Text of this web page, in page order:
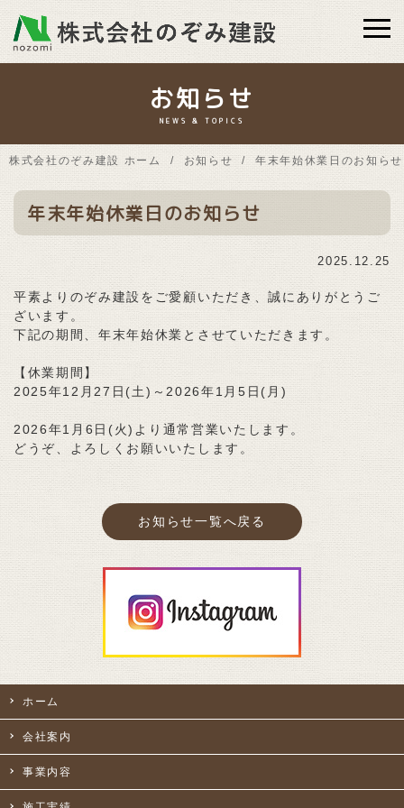
お知らせ
NEWS & TOPICS
株式会社のぞみ建設 ホーム お知らせ 年末年始休業日のお知らせ
年末年始休業日のお知らせ
2025.12.25
平素よりのぞみ建設をご愛顧いただき、誠にありがとうご
ざいます。
下記の期間、年末年始休業とさせていただきます。
【休業期間】
2025年12月27日(土)～2026年1月5日(月)
2026年1月6日(火)より通常営業いたします。
どうぞ、よろしくお願いいたします。
お知らせ一覧へ戻る
ホーム
会社案内
事業内容